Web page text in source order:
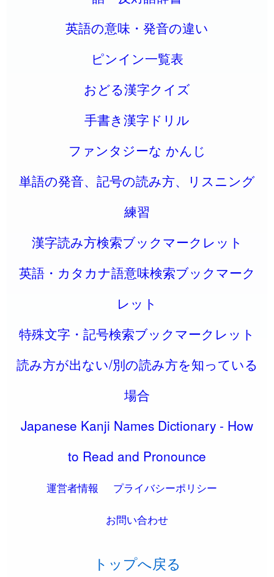
英語の意味・発音の違い
ピンイン一覧表
おどる漢字クイズ
手書き漢字ドリル
ファンタジーな かんじ
単語の発音、記号の読み方、リスニング
練習
漢字読み方検索ブックマークレット
英語・カタカナ語意味検索ブックマーク
レット
特殊文字・記号検索ブックマークレット
読み方が出ない/別の読み方を知っている
場合
Japanese Kanji Names Dictionary - How
to Read and Pronounce
運営者情報 プライバシーポリシー
お問い合わせ
トップへ戻る